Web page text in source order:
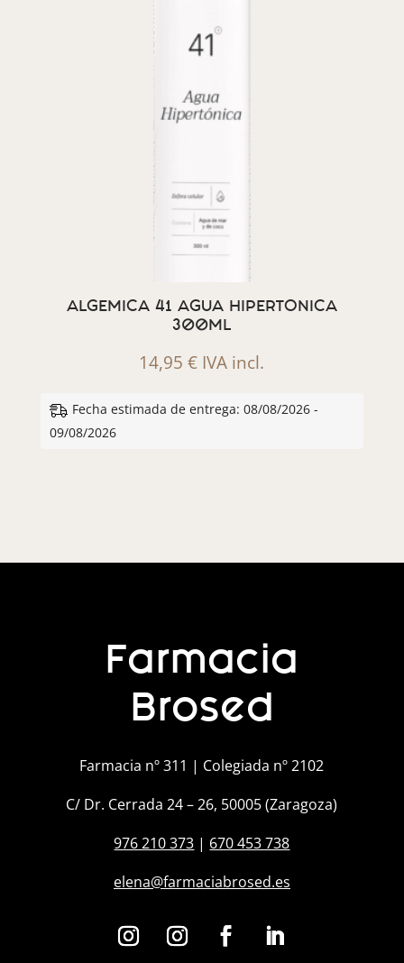
ALGEMICA 41 AGUA HIPERTONICA
300ML
14,95€ IVA incl.
Fecha estimada de entrega: 08/08/2026 -
09/08/2026
Farmacia
Brosed
Farmacia nº 311 | Colegiada nº 2102
C/ Dr. Cerrada 24 – 26, 50005 (Zaragoza)
976 210 373 | 670 453 738
elena@farmaciabrosed.es